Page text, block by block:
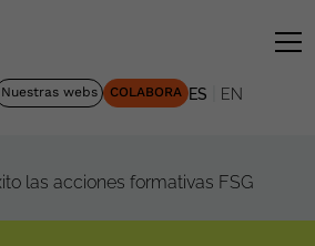
Nuestras webs COLABORA ES EN
las acciones formativas FSG